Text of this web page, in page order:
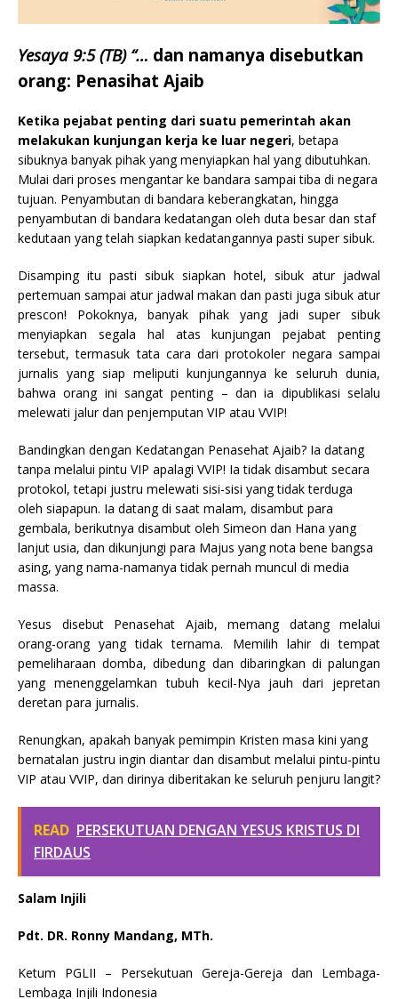
Yesaya 9:5 (TB) “… dan namanya disebutkan
orang: Penasihat Ajaib
Ketika pejabat penting dari suatu pemerintah akan
melakukan kunjungan kerja ke luar negeri, betapa
sibuknya banyak pihak yang menyiapkan hal yang dibutuhkan.
Mulai dari proses mengantar ke bandara sampai tiba di negara
tujuan. Penyambutan di bandara keberangkatan, hingga
penyambutan di bandara kedatangan oleh duta besar dan staf
kedutaan yang telah siapkan kedatangannya pasti super sibuk.
Disamping itu pasti sibuk siapkan hotel, sibuk atur jadwal
pertemuan sampai atur jadwal makan dan pasti juga sibuk atur
prescon! Pokoknya, banyak pihak yang jadi super sibuk
menyiapkan segala hal atas kunjungan pejabat penting
tersebut, termasuk tata cara dari protokoler negara sampai
jurnalis yang siap meliputi kunjungannya ke seluruh dunia,
bahwa orang ini sangat penting – dan ia dipublikasi selalu
melewati jalur dan penjemputan VIP atau VVIP!
Bandingkan dengan Kedatangan Penasehat Ajaib? Ia datang
tanpa melalui pintu VIP apalagi VVIP! Ia tidak disambut secara
protokol, tetapi justru melewati sisi-sisi yang tidak terduga
oleh siapapun. Ia datang di saat malam, disambut para
gembala, berikutnya disambut oleh Simeon dan Hana yang
lanjut usia, dan dikunjungi para Majus yang nota bene bangsa
asing, yang nama-namanya tidak pernah muncul di media
massa.
Yesus disebut Penasehat Ajaib, memang datang melalui
orang-orang yang tidak ternama. Memilih lahir di tempat
pemeliharaan domba, dibedung dan dibaringkan di palungan
yang menenggelamkan tubuh kecil-Nya jauh dari jepretan
deretan para jurnalis.
Renungkan, apakah banyak pemimpin Kristen masa kini yang
bernatalan justru ingin diantar dan disambut melalui pintu-pintu
VIP atau VVIP, dan dirinya diberitakan ke seluruh penjuru langit?
READ PERSEKUTUAN DENGAN YESUS KRISTUS DI
FIRDAUS
Salam Injili
Pdt. DR. Ronny Mandang, MTh.
Ketum PGLII – Persekutuan Gereja-Gereja dan Lembaga-
Lembaga Injili Indonesia